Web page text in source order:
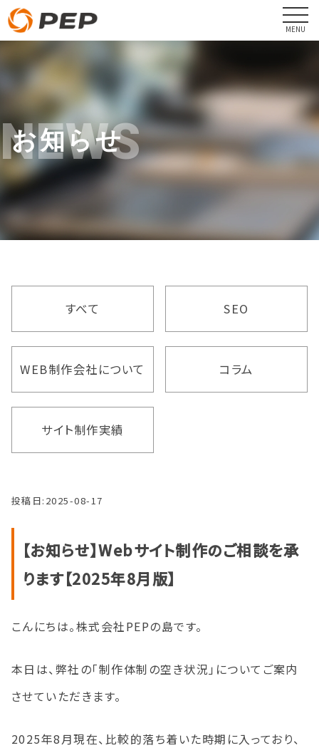
NEWS
お知らせ
すべて SEO
WEB制作会社について コラム
サイト制作実績
投稿日: 2025-08-17
【お知らせ】Webサイト制作のご相談を承
ります【2025年8月版】
こんにちは。株式会社PEPの島です。
本日は、弊社の「制作体制の空き状況」についてご案内
させていただきます。
2025年8月現在、比較的落ち着いた時期に入っており、